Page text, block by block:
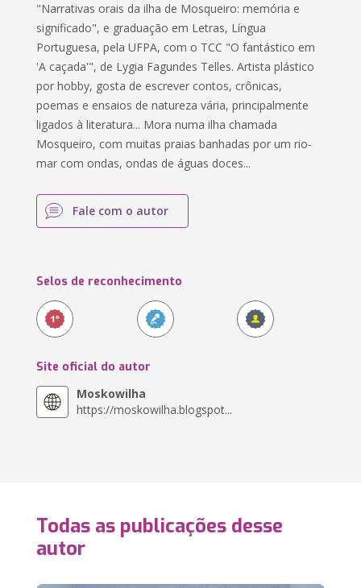
"Narrativas orais da ilha de Mosqueiro: memória e
significado", e graduação em Letras, Língua
Portuguesa, pela UFPA, com o TCC "O fantástico em
'A caçada'", de Lygia Fagundes Telles. Artista plástico
por hobby, gosta de escrever contos, crônicas,
poemas e ensaios de natureza vária, principalmente
ligados à literatura... Mora numa ilha chamada
Mosqueiro, com muitas praias banhadas por um rio-
mar com ondas, ondas de águas doces...
Fale com o autor
Selos de reconhecimento
Site oficial do autor
Moskowilha
https://moskowilha.blogspot...
Todas as publicações desse
autor